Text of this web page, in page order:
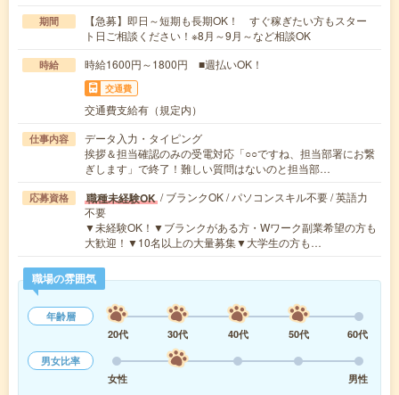
期間
【急募】即日～短期も長期OK！ すぐ稼ぎたい方もスター
ト日ご相談ください！※8月～9月～など相談OK
時給 時給1600円～1800円 ■週払いOK！
交通費
交通費支給有（規定内）
仕事内容
データ入力・タイピング
挨拶＆担当確認のみの受電対応「○○ですね、担当部署にお繋
ぎします」で終了！難しい質問はないのと担当部…
応募資格 職種未経験OK / ブランクOK / パソコンスキル不要 / 英語力
不要
▼未経験OK！▼ブランクがある方・Wワーク副業希望の方も
大歓迎！▼10名以上の大量募集▼大学生の方も…
職場の雰囲気
年齢層
20代
30代 40代 50代
60代
男女比率
女性
男性